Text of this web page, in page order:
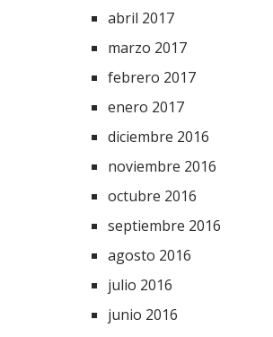
abril 2017
marzo 2017
febrero 2017
enero 2017
diciembre 2016
noviembre 2016
octubre 2016
septiembre 2016
agosto 2016
julio 2016
junio 2016